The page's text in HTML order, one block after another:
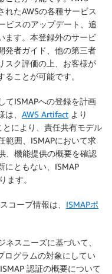
れたAWSの各種サービス
ビスのアップデート、追
ます。本登録外のサービ
発者ガイド、他の第三者
スク評価の上、お客様が
ことが可能です。
てISMAPへの登録を計画
、 AWS Artifact より
とにより、責任共有モデル
範囲、ISMAPにおいて求
、機能提供の概要を確認
にともない、ISMAP
ます。
コープ情報は、 ISMAPポ
スニーズに基づいて、
ログラムの対象にしてい
認証の概要について